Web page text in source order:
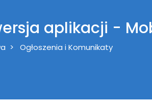
aplikacji -
Ogłoszenia i Komunikaty